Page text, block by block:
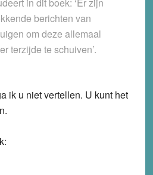
berichten van
om deze allemaal
terzijde te schuiven’.
ik u niet vertellen. U kunt het